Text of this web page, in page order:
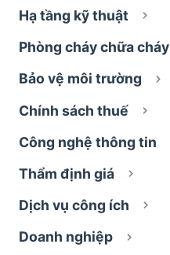
Hạ tầng kỹ thuật
Phòng cháy chữa cháy
Bảo vệ môi trường
Chính sách thuế
Công nghệ thông tin
Thẩm định giá
Dịch vụ công ích
Doanh nghiệp